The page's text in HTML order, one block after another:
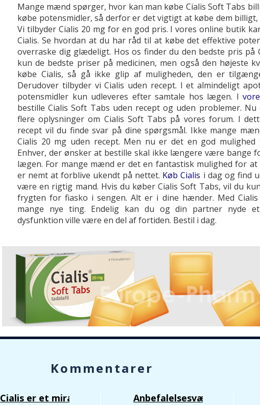
Mange mænd spørger, hvor kan man købe Cialis Soft Tabs
købe potensmidler, så derfor er det vigtigt at købe dem billigt,
Vi tilbyder Cialis 20 mg for en god pris. I vores online butik
Cialis. Se hvordan at du har råd til at købe det effektive
overraske dig glædeligt. Hos os finder du den bedste pris på
kun de bedste priser på medicinen, men også den højeste
købe Cialis, så gå ikke glip af muligheden, den er
Derudover tilbyder vi Cialis uden recept. I et almindeligt
potensmidler kun udleveres efter samtale hos lægen. I
bestille Cialis Soft Tabs uden recept og uden problemer.
flere oplysninger om Cialis Soft Tabs på vores forum. I
recept vil du finde svar på dine spørgsmål. Ikke mange
Cialis 20 mg uden recept. Men nu er det en god
Enhver, der ønsker at bestille skal ikke længere være bange
lægen. For mange mænd er det en fantastisk mulighed for
er nemt at forblive ukendt på nettet. Køb Cialis i dag og find
være en rigtig mand. Hvis du køber Cialis Soft Tabs, vil du
frygten for fiasko i sengen. Alt er i dine hænder. Med
mange nye ting. Endelig kan du og din partner nyde
dysfunktion ville være en del af fortiden. Bestil i dag.
Kommentarer
Cialis er et mirakel! Anbefalelsesværdig